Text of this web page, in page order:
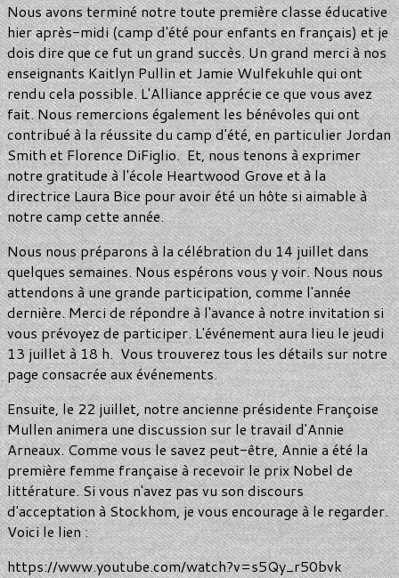
Nous avons terminé notre toute première classe éducative
hier après-midi (camp d'été pour enfants en français) et je
dois dire que ce fut un grand succès. Un grand merci à nos
enseignants Kaitlyn Pullin et Jamie Wulfekuhle qui ont
rendu cela possible. L'Alliance apprécie ce que vous avez
fait. Nous remercions également les bénévoles qui ont
contribué à la réussite du camp d'été, en particulier Jordan
Smith et Florence DiFiglio. Et, nous tenons à exprimer
notre gratitude à l'école Heartwood Grove et à la
directrice Laura Bice pour avoir été un hôte si aimable à
notre camp cette année.
Nous nous préparons à la célébration du 14 juillet dans
quelques semaines. Nous espérons vous y voir. Nous nous
attendons à une grande participation, comme l'année
dernière. Merci de répondre à l'avance à notre invitation si
vous prévoyez de participer. L'événement aura lieu le jeudi
13 juillet à 18 h. Vous trouverez tous les détails sur notre
page consacrée aux événements.
Ensuite, le 22 juillet, notre ancienne présidente Françoise
Mullen animera une discussion sur le travail d'Annie
Arneaux. Comme vous le savez peut-être, Annie a été la
première femme française à recevoir le prix Nobel de
littérature. Si vous n'avez pas vu son discours
d'acceptation à Stockhom, je vous encourage à le regarder.
Voici le lien :
https://www.youtube.com/watch?v=s5Qy_r50bvk